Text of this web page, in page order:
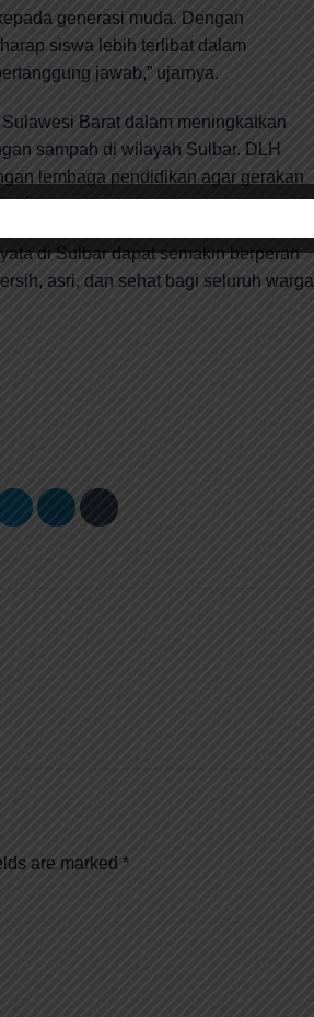
generasi muda. Dengan
siswa lebih terlibat dalam
jawab,” ujarnya.
Barat dalam meningkatkan
sampah di wilayah Sulbar. DLH
lembaga pendidikan agar gerakan
di Sulbar dapat semakin berperan
asri, dan sehat bagi seluruh warga
are marked *